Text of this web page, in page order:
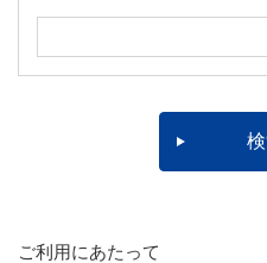
ご利用にあたって